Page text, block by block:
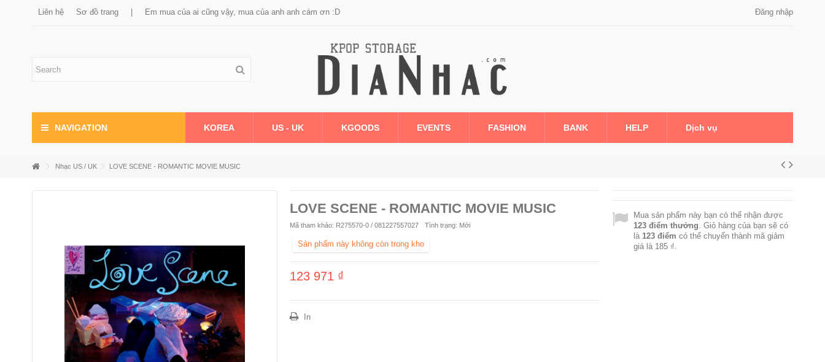
Liên hệ Sơ đồ trang Em mua của ai cũng vậy, mua của anh anh cám ơn :D Đăng nhập
NAVIGATION KOREA US - UK KGOODS EVENTS FASHION BANK HELP Dịch vụ
Nhạc US / UK LOVE SCENE - ROMANTIC MOVIE MUSIC
LOVE SCENE - ROMANTIC MOVIE MUSIC
Mã tham khảo: R275570-0 / 081227557027 Tình trạng: Mới
Sản phẩm này không còn trong kho
123 971 ₫
In
Mua sản phẩm này bạn có thể nhận được
123điểm thưởng. Giỏ hàng của bạn sẽ có
là 123điểm có thể chuyển thành mã giảm
giá là 185 ₫.